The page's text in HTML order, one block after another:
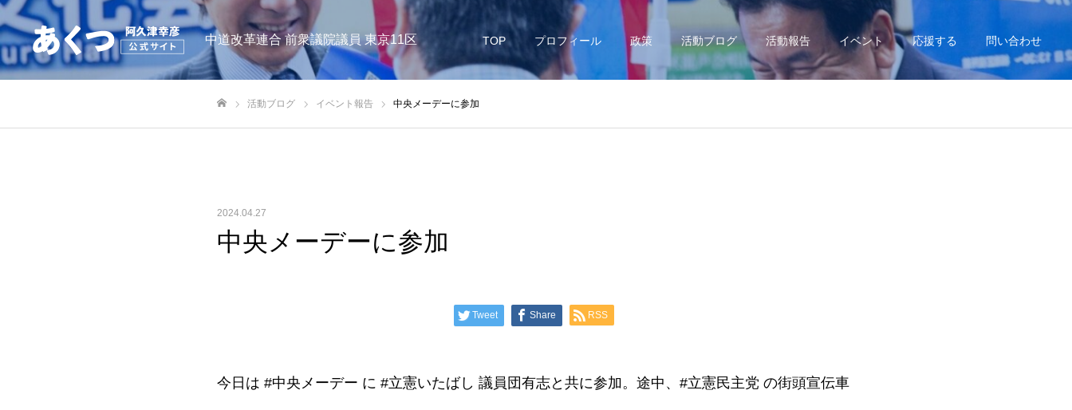
中道改革連合 前衆議院議員 東京11区 TOP プロフィール 政策 活動ブログ 活動報告 イベント 応援する 問い合わせ
活動ブログ イベント報告 中央メーデーに参加
2024.04.27
中央メーデーに参加
Tweet Share RSS
今日は #中央メーデー に #立憲いたばし 議員団有志と共に参加。途中、#立憲民主党 の街頭宣伝車